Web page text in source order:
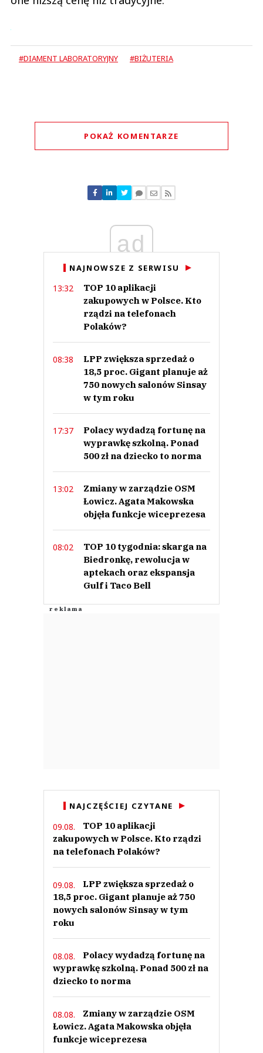
#DIAMENT LABORATORYJNY #BIŻUTERIA
POKAŻ KOMENTARZE
Nie znaleziono komentarzy
Zostaw swoje komentarze
Anuluj
ad
NAJNOWSZE Z SERWISU
13:32
TOP 10 aplikacji
zakupowych w Polsce. Kto
rządzi na telefonach
Polaków?
08:38
LPP zwiększa sprzedaż o
18,5 proc. Gigant planuje aż
750 nowych salonów Sinsay
w tym roku
17:37
Polacy wydadzą fortunę na
wyprawkę szkolną. Ponad
500 zł na dziecko to norma
13:02
Zmiany w zarządzie OSM
Łowicz. Agata Makowska
objęła funkcje wiceprezesa
08:02
TOP 10 tygodnia: skarga na
Biedronkę, rewolucja w
aptekach oraz ekspansja
Gulf i Taco Bell
NAJCZĘŚCIEJ CZYTANE
09.08.
TOP 10 aplikacji
zakupowych w Polsce. Kto rządzi
na telefonach Polaków?
09.08.
LPP zwiększa sprzedaż o
18,5 proc. Gigant planuje aż 750
nowych salonów Sinsay w tym
roku
08.08.
Polacy wydadzą fortunę na
wyprawkę szkolną. Ponad 500 zł na
dziecko to norma
08.08.
Zmiany w zarządzie OSM
Łowicz. Agata Makowska objęła
funkcje wiceprezesa